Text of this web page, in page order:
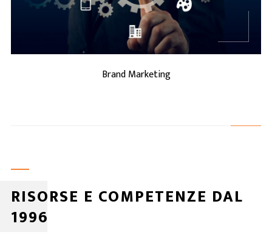
Brand Marketing
RISORSE E COMPETENZE DAL
1996